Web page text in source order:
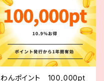
わんポイント 100,000pt